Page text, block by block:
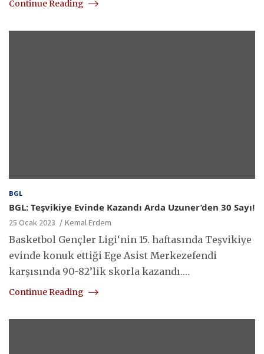
Continue Reading
BGL
BGL: Teşvikiye Evinde Kazandı Arda Uzuner’den 30 Sayı!
25 Ocak 2023 Kemal Erdem
Basketbol Gençler Ligi‘nin 15. haftasında Teşvikiye
evinde konuk ettiği Ege Asist Merkezefendi
karşısında 90-82’lik skorla kazandı.…
Continue Reading